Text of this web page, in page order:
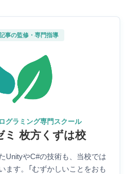
事の監修・専門指導
グラミング専門スクール
ミ 枚方くずは校
UnityやC#の技術も、当校では
ます。「むずかしいことをおも